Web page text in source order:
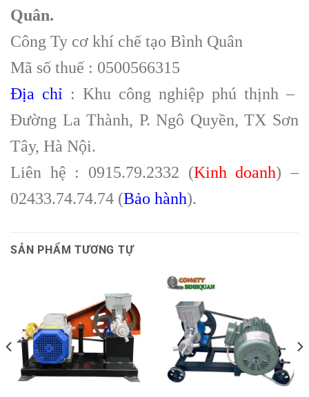
Quân.
Công Ty cơ khí chế tạo Bình Quân
Mã số thuế : 0500566315
Địa chỉ : Khu công nghiệp phú thịnh –
Đường La Thành, P. Ngô Quyền, TX Sơn
Tây, Hà Nội.
Liên hệ : 0915.79.2332 (Kinh doanh) –
02433.74.74.74 (Bảo hành).
SẢN PHẨM TƯƠNG TỰ